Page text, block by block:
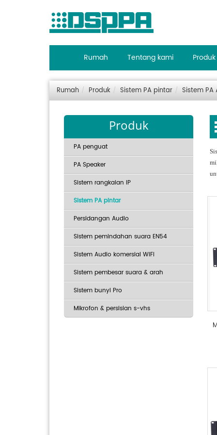
Rumah Tentang kami Produk
Rumah Produk Sistem PA pintar Sistem PA
Produk
PA penguat
PA Speaker
Sistem rangkaian IP
Sistem PA pintar
Persidangan Audio
Sistem pemindahan suara EN54
Sistem Audio komersial WiFi
Sistem pembesar suara & arah
Sistem bunyi Pro
Mikrofon & persisian s-vhs